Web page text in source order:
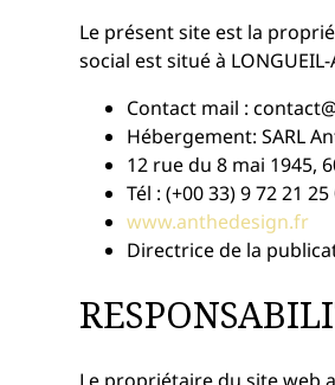
Le présent site est la
social est situé à
Contact mail :
Hébergement: SARL
12 rue du 8 mai 1945,
Tél : (+00 33) 9 72 21 25
www.anthedesign.fr
Directrice de la